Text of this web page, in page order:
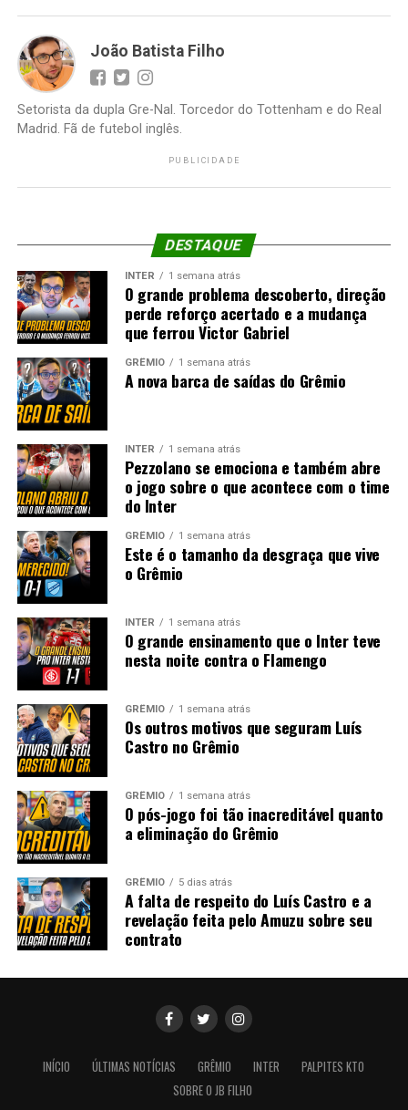
João Batista Filho
Setorista da dupla Gre-Nal. Torcedor do Tottenham e do Real
Madrid. Fã de futebol inglês.
PUBLICIDADE
DESTAQUE
INTER 1 semana atrás
O grande problema descoberto, direção
perde reforço acertado e a mudança
que ferrou Victor Gabriel
GRÊMIO 1 semana atrás
A nova barca de saídas do Grêmio
INTER 1 semana atrás
Pezzolano se emociona e também abre
o jogo sobre o que acontece com o time
do Inter
GRÊMIO 1 semana atrás
Este é o tamanho da desgraça que vive
o Grêmio
INTER 1 semana atrás
O grande ensinamento que o Inter teve
nesta noite contra o Flamengo
GRÊMIO 1 semana atrás
Os outros motivos que seguram Luís
Castro no Grêmio
GRÊMIO 1 semana atrás
O pós-jogo foi tão inacreditável quanto
a eliminação do Grêmio
GRÊMIO 5 dias atrás
A falta de respeito do Luís Castro e a
revelação feita pelo Amuzu sobre seu
contrato
INÍCIO ÚLTIMAS NOTÍCIAS GRÊMIO INTER
PALPITES KTO
SOBRE O JB FILHO